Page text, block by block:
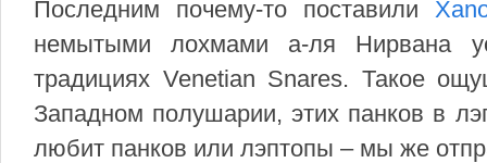
Последним почему-то поставили
немытыми лохмами а-ля Нирвана
традициях Venetian Snares. Такое
Западном полушарии, этих панков в
любит панков или лэптопы – мы же